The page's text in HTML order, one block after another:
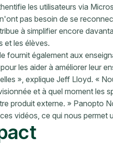
les utilisateurs via
pas besoin de se
à simplifier encore
et les élèves.
fournit également aux
les aider à améliorer leur
», explique Jeff Lloyd. «
et à quel moment les
produit externe. » Panopto
vidéos, ce qui nous permet